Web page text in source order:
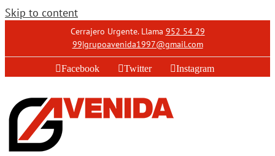
Skip to content
Cerrajero Urgente. Llama 952 54 29
99|grupoavenida1997@gmail.com
Facebook Twitter Instagram